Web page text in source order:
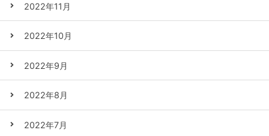
2022年11月
2022年10月
2022年9月
2022年8月
2022年7月